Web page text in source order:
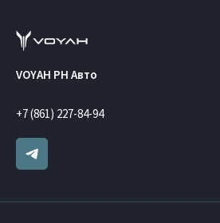
VOYAH РН Авто
+7 (861) 227-84-94